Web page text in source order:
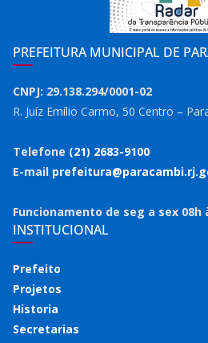
PREFEITURA MUNICIPAL DE
CNPJ: 29.138.294/0001-02
R. Juíz Emílio Carmo, 50 Centro –
Telefone (21) 2683-9100
E-mail
Funcionamento de seg a sex 08h
INSTITUCIONAL
Prefeito
Projetos
Historia
Secretarias